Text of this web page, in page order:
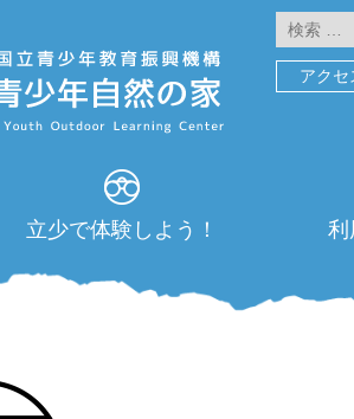
アクセ
立少で体験しよう！ 利